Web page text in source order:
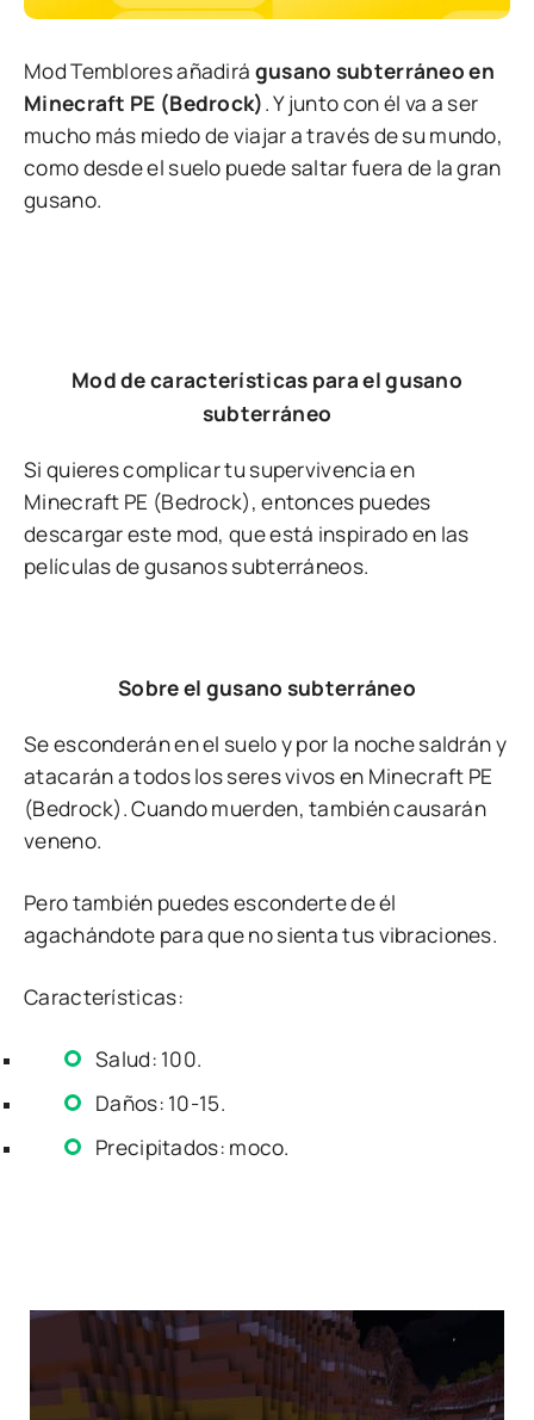
Mod Temblores añadirá gusano subterráneo en
Minecraft PE (Bedrock). Y junto con él va a ser
mucho más miedo de viajar a través de su mundo,
como desde el suelo puede saltar fuera de la gran
gusano.
Mod de características para el gusano
subterráneo
Si quieres complicar tu supervivencia en
Minecraft PE (Bedrock), entonces puedes
descargar este mod, que está inspirado en las
películas de gusanos subterráneos.
Sobre el gusano subterráneo
Se esconderán en el suelo y por la noche saldrán y
atacarán a todos los seres vivos en Minecraft PE
(Bedrock). Cuando muerden, también causarán
veneno.
Pero también puedes esconderte de él
agachándote para que no sienta tus vibraciones.
Características:
Salud: 100.
Daños: 10-15.
Precipitados: moco.